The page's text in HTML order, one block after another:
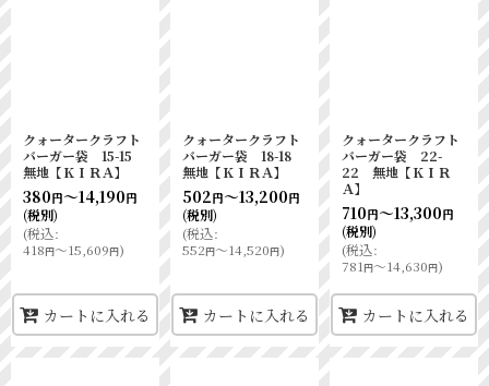
クォータークラフト
バーガー袋 15-15
無地【ＫＩＲＡ】
380円～14,190円
(税別)
(税込:
418円～15,609円)
カートに入れる
クォータークラフト
バーガー袋 18-18
無地【ＫＩＲＡ】
502円～13,200円
(税別)
(税込:
552円～14,520円)
カートに入れる
クォータークラフト
バーガー袋 22-
22 無地【ＫＩＲ
Ａ】
710円～13,300円
(税別)
(税込:
781円～14,630円)
カートに入れる